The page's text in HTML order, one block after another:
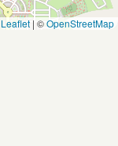
Leaflet | ©OpenStreetMap